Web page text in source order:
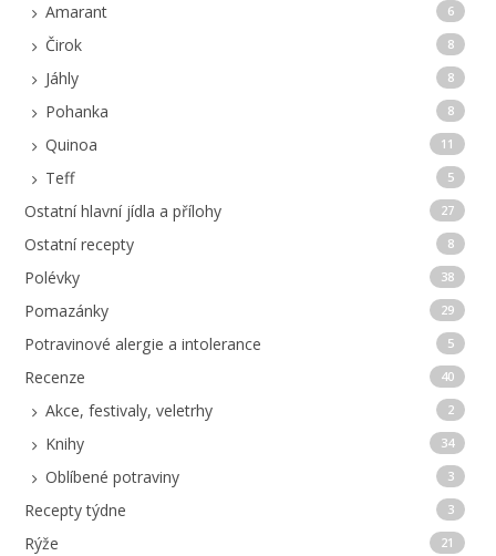
Amarant 6
Čirok 8
Jáhly 8
Pohanka 8
Quinoa 11
Teff 5
Ostatní hlavní jídla a přílohy 27
Ostatní recepty 8
Polévky 38
Pomazánky 29
Potravinové alergie a intolerance 5
Recenze 40
Akce, festivaly, veletrhy 2
Knihy 34
Oblíbené potraviny 3
Recepty týdne 3
Rýže 21